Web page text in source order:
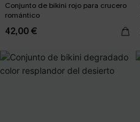
Conjunto de bikini rojo para crucero
romántico
42,00 €